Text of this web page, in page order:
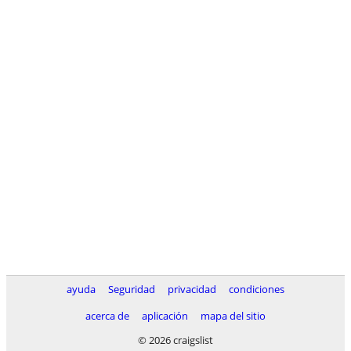
ayuda Seguridad privacidad
condiciones
acerca de
aplicación
mapa del sitio
© 2026 craigslist